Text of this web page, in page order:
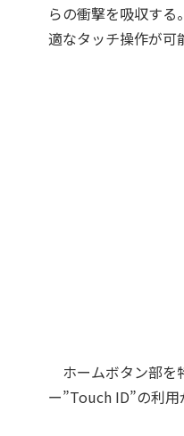
らの衝撃を吸収す
適なタッチ操作が可
ホームボタン部を
ー”Touch ID”の利用